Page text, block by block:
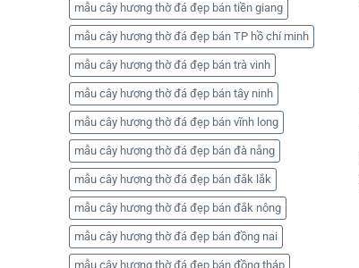
mẫu cây hương thờ đá đẹp bán tiền giang
mẫu cây hương thờ đá đẹp bán TP hồ chí minh
mẫu cây hương thờ đá đẹp bán trà vinh
mẫu cây hương thờ đá đẹp bán tây ninh
mẫu cây hương thờ đá đẹp bán vĩnh long
mẫu cây hương thờ đá đẹp bán đà nẵng
mẫu cây hương thờ đá đẹp bán đắk lắk
mẫu cây hương thờ đá đẹp bán đắk nông
mẫu cây hương thờ đá đẹp bán đồng nai
mẫu cây hương thờ đá đẹp bán đồng tháp